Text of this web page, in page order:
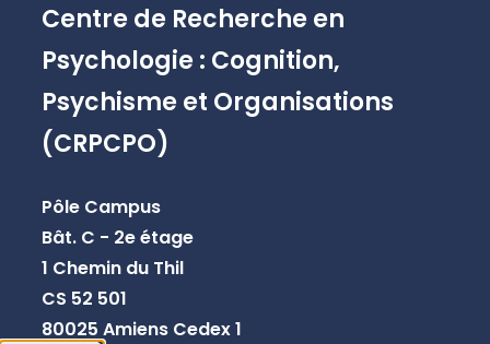
Centre de Recherche en
Psychologie : Cognition,
Psychisme et Organisations
(CRPCPO)
Pôle Campus
Bât. C - 2e étage
1 Chemin du Thil
CS 52 501
80025 Amiens Cedex 1